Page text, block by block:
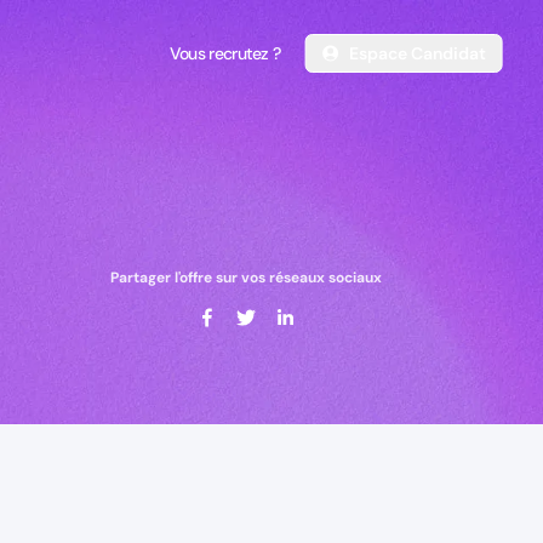
Vous recrutez ?
Vous recrutez ?
Partager l'offre sur vos réseaux sociaux